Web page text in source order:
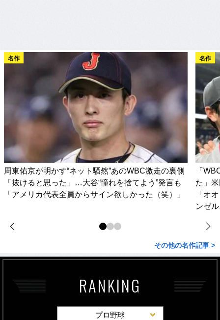
名作
周東佑京が明かす“ネット騒然”あのWBC激走の裏側
「抜けると思った」…大谷“憧れを捨てよう”発言も
「アメリカ代表全員からサイン欲しかった（笑）」
名作
「
た」
「オ
ンゼ
その他の名作記事 >
RANKING
プロ野球